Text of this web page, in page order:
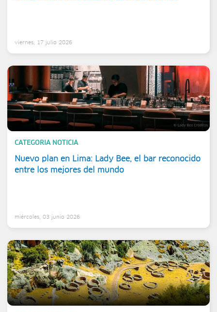
viernes, 17 julio 2026
CATEGORIA NOTICIA
Nuevo plan en Lima: Lady Bee, el bar reconocido
entre los mejores del mundo
miércoles, 03 junio 2026